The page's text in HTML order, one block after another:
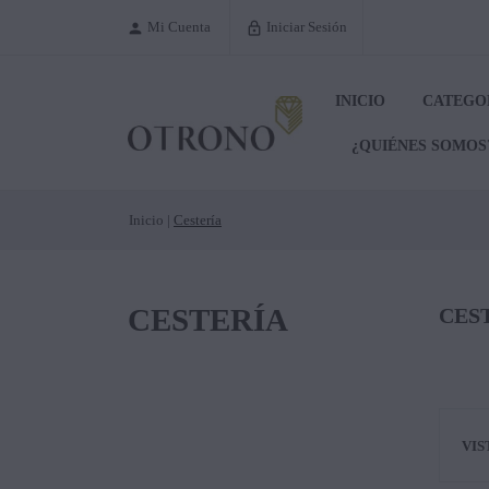
 Mi Cuenta lock_outline Iniciar Sesión
INICIO
¿QUIÉNES
Inicio Cestería
CESTERÍA